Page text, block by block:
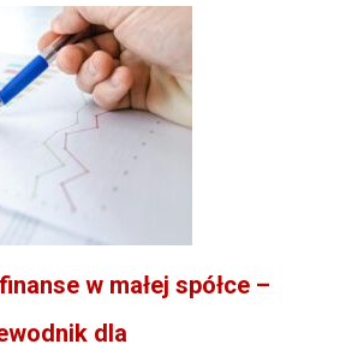
w małej spółce –
dla